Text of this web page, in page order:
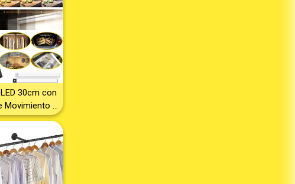
30cm con
Movimiento –
Luz 60 LEDs
Baño, Cocina,
Pasillo – Luz
Automática
para